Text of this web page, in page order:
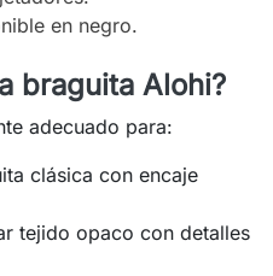
en negro.
braguita Alohi?
adecuado para:
clásica con encaje
tejido opaco con detalles